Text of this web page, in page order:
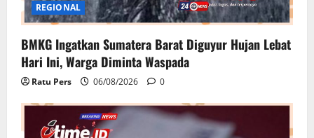
REGIONAL
BMKG Ingatkan Sumatera Barat Diguyur Hujan Lebat
Hari Ini, Warga Diminta Waspada
Ratu Pers 06/08/2026 0